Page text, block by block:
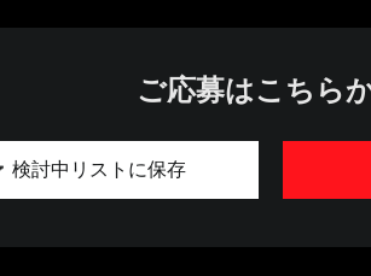
ご応募はこちら
検討中リストに保存